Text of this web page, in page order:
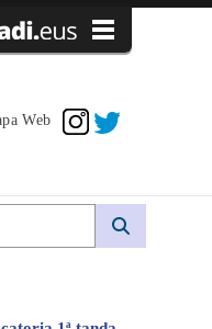
Web
1ª